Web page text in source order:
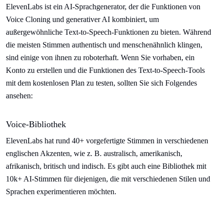
ElevenLabs ist ein AI-Sprachgenerator, der die Funktionen von
Voice Cloning und generativer AI kombiniert, um
außergewöhnliche Text-to-Speech-Funktionen zu bieten. Während
die meisten Stimmen authentisch und menschenähnlich klingen,
sind einige von ihnen zu roboterhaft. Wenn Sie vorhaben, ein
Konto zu erstellen und die Funktionen des Text-to-Speech-Tools
mit dem kostenlosen Plan zu testen, sollten Sie sich Folgendes
ansehen:
Voice-Bibliothek
ElevenLabs hat rund 40+ vorgefertigte Stimmen in verschiedenen
englischen Akzenten, wie z. B. australisch, amerikanisch,
afrikanisch, britisch und indisch. Es gibt auch eine Bibliothek mit
10k+ AI-Stimmen für diejenigen, die mit verschiedenen Stilen und
Sprachen experimentieren möchten.